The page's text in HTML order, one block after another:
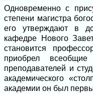
Одновременно с
степени магистра
его утверждают в
кафедре Нового
становится
приобрел
преподавателей и
академического
академии он был